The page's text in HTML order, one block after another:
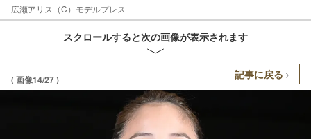
広瀬アリス（C）モデルプレス
スクロールすると次の画像が表示されます
( 画像14/27 ) 記事に戻る